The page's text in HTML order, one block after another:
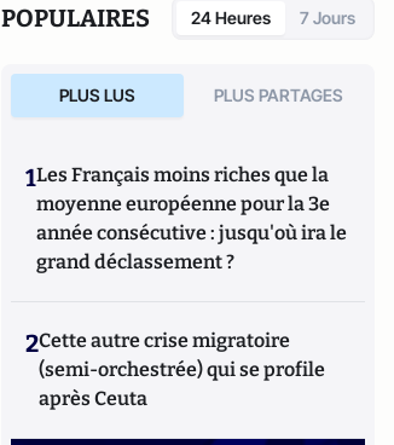
POPULAIRES 24 Heures 7 Jours
PLUS LUS PLUS PARTAGES
1Les Français moins riches que la
moyenne européenne pour la 3e
année consécutive : jusqu'où ira le
grand déclassement ?
2Cette autre crise migratoire
(semi-orchestrée) qui se profile
après Ceuta